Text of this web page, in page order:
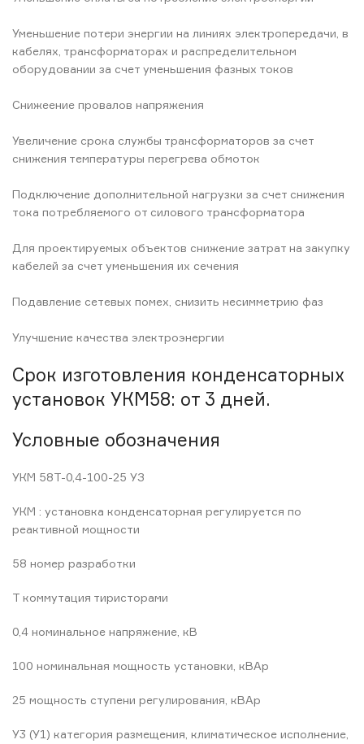
Уменьшение потери энергии на линиях электропередачи, в
кабелях, трансформаторах и распределительном
оборудовании за счет уменьшения фазных токов
Снижеение провалов напряжения
Увеличение срока службы трансформаторов за счет
снижения температуры перегрева обмоток
Подключение дополнительной нагрузки за счет снижения
тока потребляемого от силового трансформатора
Для проектируемых объектов снижение затрат на закупку
кабелей за счет уменьшения их сечения
Подавление сетевых помех, снизить несимметрию фаз
Улучшение качества электроэнергии
Срок изготовления конденсаторных
установок УКМ58: от 3 дней.
Условные обозначения
УКМ 58Т-0,4-100-25 УЗ
УКМ : установка конденсаторная регулируется по
реактивной мощности
58 номер разработки
Т коммутация тиристорами
0,4 номинальное напряжение, кВ
100 номинальная мощность установки, кВАр
25 мощность ступени регулирования, кВАр
У3 (У1) категория размещения, климатическое исполнение,